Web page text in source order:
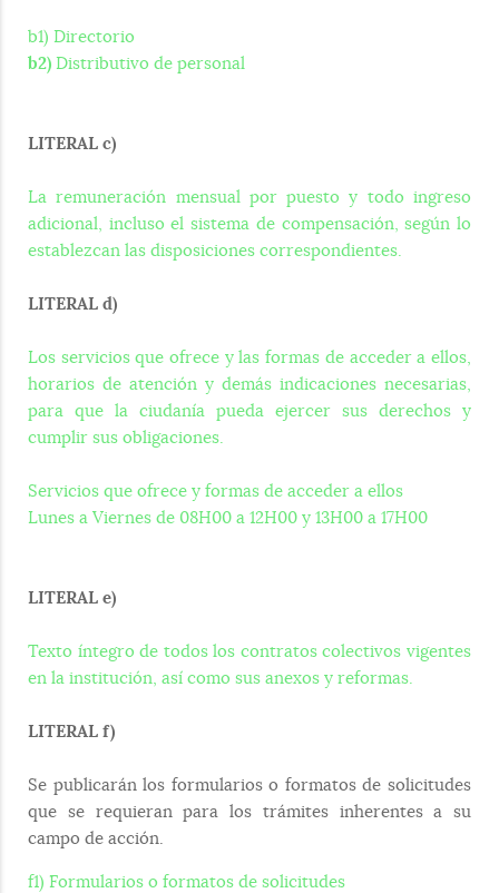
b1) Directorio
b2) Distributivo de personal
LITERAL c)
La remuneración mensual por puesto y todo ingreso
adicional, incluso el sistema de compensación, según lo
establezcan las disposiciones correspondientes.
LITERAL d)
Los servicios que ofrece y las formas de acceder a ellos,
horarios de atención y demás indicaciones necesarias,
para que la ciudanía pueda ejercer sus derechos y
cumplir sus obligaciones.
Servicios que ofrece y formas de acceder a ellos
Lunes a Viernes de 08H00 a 12H00 y 13H00 a 17H00
LITERAL e)
Texto íntegro de todos los contratos colectivos vigentes
en la institución, así como sus anexos y reformas.
LITERAL f)
Se publicarán los formularios o formatos de solicitudes
que se requieran para los trámites inherentes a su
campo de acción.
f1) Formularios o formatos de solicitudes